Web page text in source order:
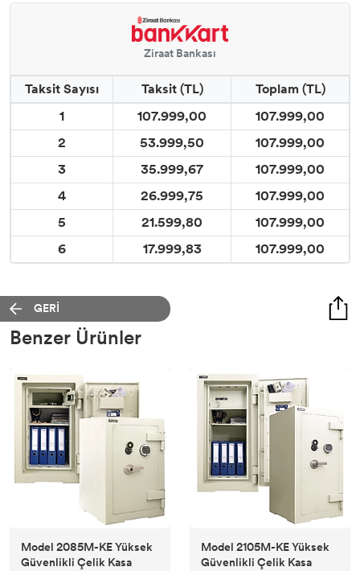
Ziraat Bankası
Taksit Sayısı Taksit (TL)
Toplam (TL)
1
107.999,00
107.999,00
2
53.999,50
107.999,00
3
35.999,67
107.999,00
4
26.999,75
107.999,00
5
21.599,80
107.999,00
6
17.999,83 107.999,00
GERİ
Benzer Ürünler
Model 2085M-KE Yüksek
Güvenlikli Çelik Kasa
Model 2105M-KE Yüksek
Güvenlikli Çelik Kasa